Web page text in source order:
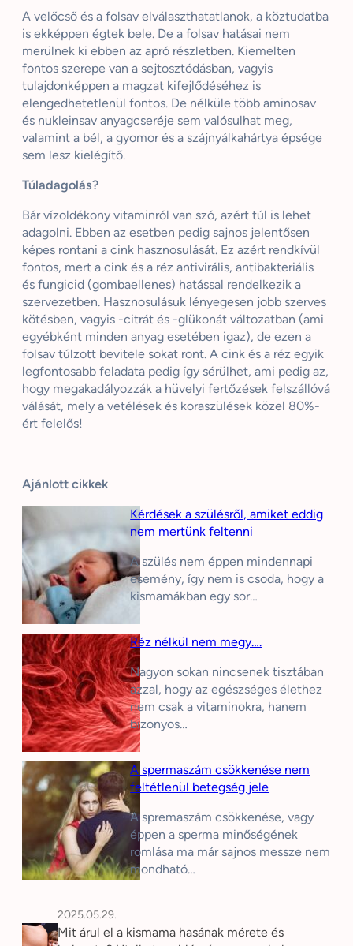
A velőcső és a folsav elválaszthatatlanok, a köztudatba
is ekképpen égtek bele. De a folsav hatásai nem
merülnek ki ebben az apró részletben. Kiemelten
fontos szerepe van a sejtosztódásban, vagyis
tulajdonképpen a magzat kifejlődéséhez is
elengedhetetlenül fontos. De nélküle több aminosav
és nukleinsav anyagcseréje sem valósulhat meg,
valamint a bél, a gyomor és a szájnyálkahártya épsége
sem lesz kielégítő.
Túladagolás?
Bár vízoldékony vitaminról van szó, azért túl is lehet
adagolni. Ebben az esetben pedig sajnos jelentősen
képes rontani a cink hasznosulását. Ez azért rendkívül
fontos, mert a cink és a réz antivirális, antibakteriális
és fungicid (gombaellenes) hatással rendelkezik a
szervezetben. Hasznosulásuk lényegesen jobb szerves
kötésben, vagyis -citrát és -glükonát változatban (ami
egyébként minden anyag esetében igaz), de ezen a
folsav túlzott bevitele sokat ront. A cink és a réz egyik
legfontosabb feladata pedig így sérülhet, ami pedig az,
hogy megakadályozzák a hüvelyi fertőzések felszállóvá
válását, mely a vetélések és koraszülések közel 80%-
ért felelős!
Ajánlott cikkek
Kérdések a szülésről, amiket eddig
nem mertünk feltenni
A szülés nem éppen mindennapi
esemény, így nem is csoda, hogy a
kismamákban egy sor…
Réz nélkül nem megy….
Nagyon sokan nincsenek tisztában
azzal, hogy az egészséges élethez
nem csak a vitaminokra, hanem
bizonyos…
A spermaszám csökkenése nem
feltétlenül betegség jele
A spremaszám csökkenése, vagy
éppen a sperma minőségének
romlása ma már sajnos messze nem
mondható…
2025.05.29.
Mit árul el a kismama hasának mérete és